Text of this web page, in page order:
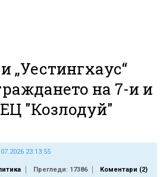
„Уестингхаус“
на 7-и и
"Козлодуй"
23:13:55
Прегледи: 17386 Коментари (2)